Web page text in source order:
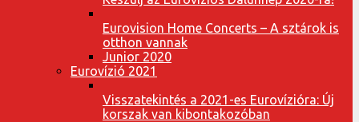
Eurovision Home Concerts – A sztárok is
otthon vannak
Junior 2020
Eurovízió 2021
Visszatekintés a 2021-es Eurovízióra: Új
korszak van kibontakozóban